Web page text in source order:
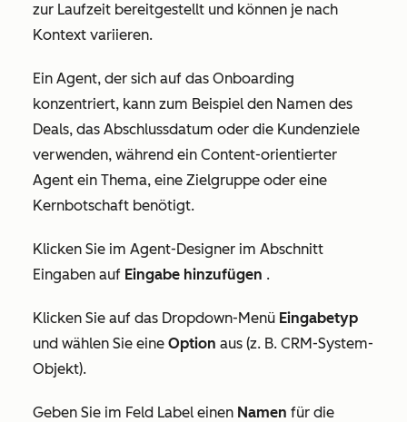
zur Laufzeit bereitgestellt und können je nach
Kontext variieren.
Ein Agent, der sich auf das Onboarding
konzentriert, kann zum Beispiel den Namen des
Deals, das Abschlussdatum oder die Kundenziele
verwenden, während ein Content-orientierter
Agent ein Thema, eine Zielgruppe oder eine
Kernbotschaft benötigt.
Klicken Sie im Agent-Designer im Abschnitt
Eingaben auf Eingabe hinzufügen .
Klicken Sie auf das Dropdown-Menü Eingabetyp
und wählen Sie eine Option aus (z. B. CRM-System-
Objekt).
Geben Sie im Feld Label einen Namen für die